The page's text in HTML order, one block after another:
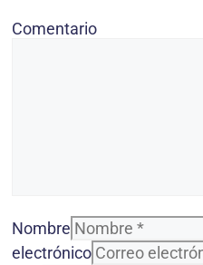
Comentario
Nombre
electrónico